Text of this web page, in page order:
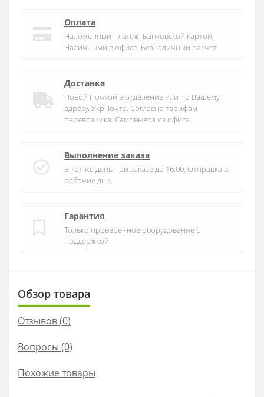
Оплата
Наложенный платеж, Банковской картой,
Наличными в офисе, Безналичный расчет
Доставка
Новой Почтой в отделение или по Вашему
адресу. УкрПочта. Согласно тарифам
перевозчика. Самовывоз из офиса.
Выполнение заказа
В тот же день при заказе до 16:00. Отправка в
рабочие дни.
Гарантия
Только проверенное оборудование с
поддержкой
Обзор товара
Отзывов (0)
Вопросы (0)
Похожие товары